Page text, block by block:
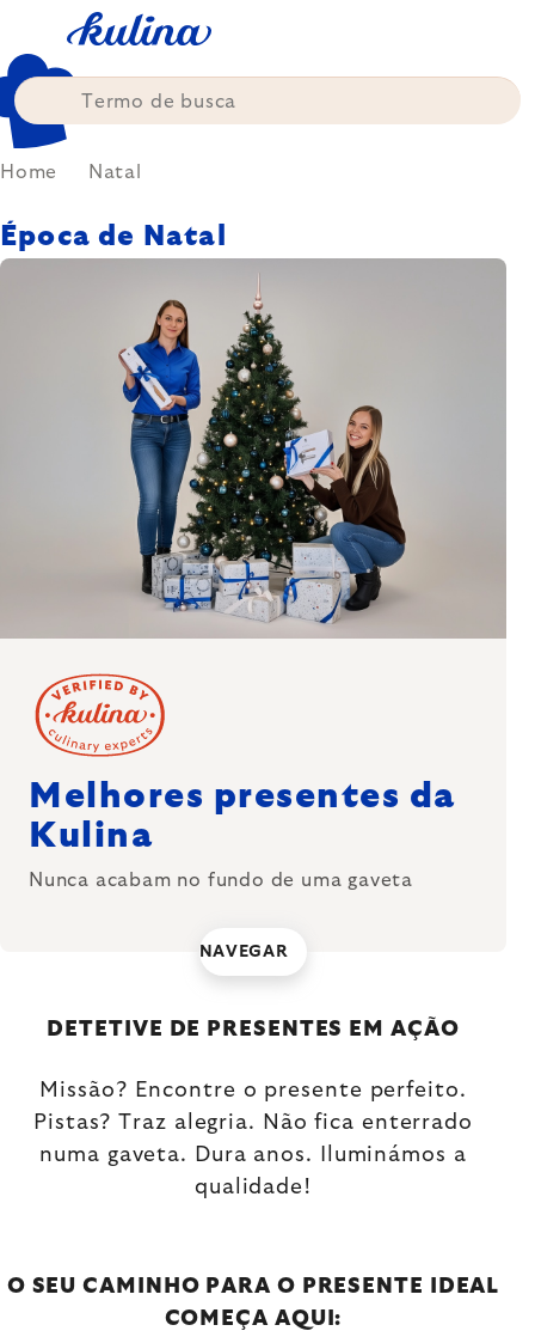
content
Home Natal
Época de Natal
Melhores presentes da
Kulina
Nunca acabam no fundo de uma gaveta
NAVEGAR
DETETIVE DE PRESENTES EM AÇÃO
Missão? Encontre o presente perfeito.
Pistas? Traz alegria. Não fica enterrado
numa gaveta. Dura anos. Iluminámos a
qualidade!
O SEU CAMINHO PARA O PRESENTE IDEAL
COMEÇA AQUI: